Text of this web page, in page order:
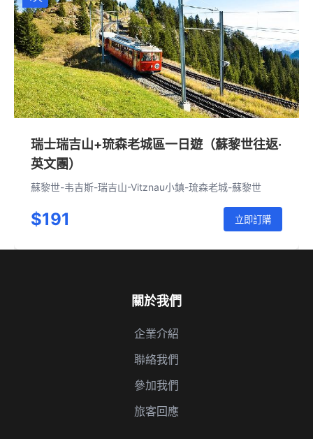
瑞士瑞吉山+琉森老城區一日遊（蘇黎世往返·
英文團）
蘇黎世-韦吉斯-瑞吉山-Vitznau小鎮-琉森老城-蘇黎世
$191 立即訂購
關於我們
企業介紹
聯絡我們
參加我們
旅客回應